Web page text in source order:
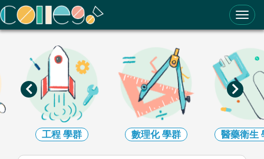
ColleGo! 大學選才與高中育才輔助系統
工程 學群 數理化學群 醫藥衛生